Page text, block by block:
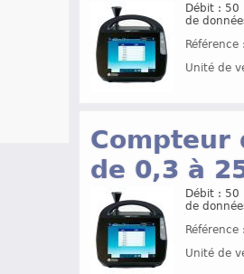
Débit : 50
de
Unité de
Compteur
de 0,3 à
Débit : 50
de
Unité de